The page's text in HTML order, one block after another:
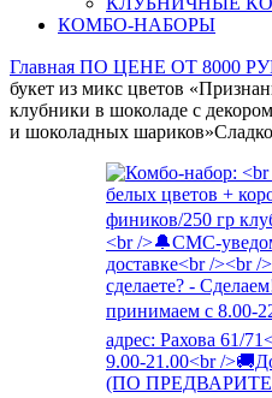
КОМБО-НАБОРЫ
Главная ПО ЦЕНЕ ОТ 8000
букет из микс цветов
клубники в шоколаде с
и шоколадных